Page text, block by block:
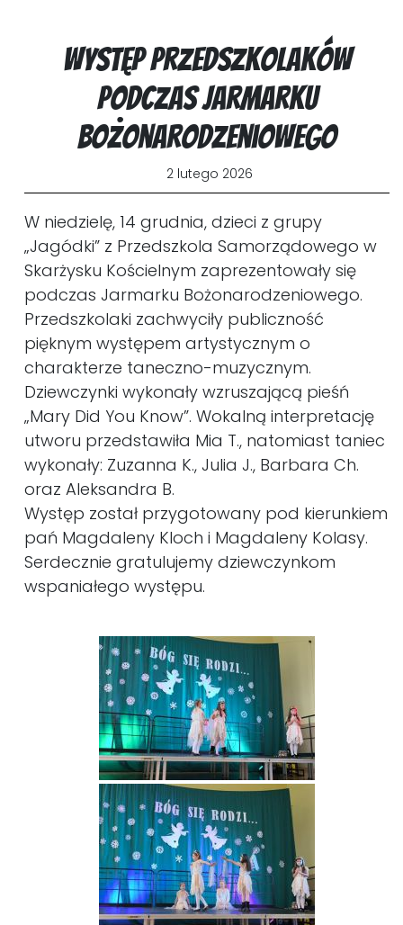
Występ przedszkolaków
podczas Jarmarku
Bożonarodzeniowego
2 lutego 2026
W niedzielę, 14 grudnia, dzieci z grupy
„Jagódki” z Przedszkola Samorządowego w
Skarżysku Kościelnym zaprezentowały się
podczas Jarmarku Bożonarodzeniowego.
Przedszkolaki zachwyciły publiczność
pięknym występem artystycznym o
charakterze taneczno-muzycznym.
Dziewczynki wykonały wzruszającą pieśń
„Mary Did You Know”. Wokalną interpretację
utworu przedstawiła Mia T., natomiast taniec
wykonały: Zuzanna K., Julia J., Barbara Ch.
oraz Aleksandra B.
Występ został przygotowany pod kierunkiem
pań Magdaleny Kloch i Magdaleny Kolasy.
Serdecznie gratulujemy dziewczynkom
wspaniałego występu.